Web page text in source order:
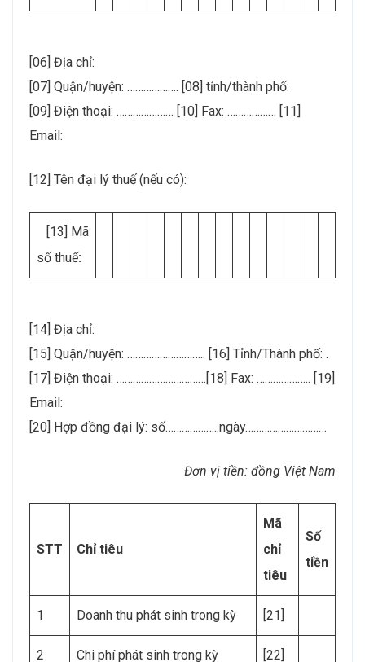
[06] Địa chỉ:
[07] Quận/huyện: ………………. [08] tỉnh/thành phố:
[09] Điện thoại: ………………… [10] Fax: ……………… [11]
Email:
[12] Tên đại lý thuế (nếu có):
[13] Mã
số thuế:
[14] Địa chỉ:
[15] Quận/huyện: ……………………….. [16] Tỉnh/Thành phố: .
[17] Điện thoại: ……………………………[18] Fax: ……………….. [19]
Email:
[20] Hợp đồng đại lý: số………………..ngày…………………………
Đơn vị tiền: đồng Việt Nam
STT Chỉ tiêu
Mã
chỉ
tiêu
Số
tiền
1 Doanh thu phát sinh trong kỳ [21]
2 Chi phí phát sinh trong kỳ [22]